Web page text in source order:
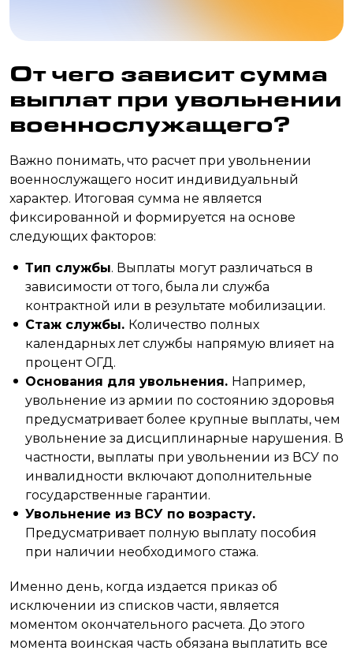
От чего зависит сумма
выплат при увольнении
военнослужащего?
Важно понимать, что расчет при увольнении
военнослужащего носит индивидуальный
характер. Итоговая сумма не является
фиксированной и формируется на основе
следующих факторов:
Тип службы. Выплаты могут различаться в
зависимости от того, была ли служба
контрактной или в результате мобилизации.
Стаж службы. Количество полных
календарных лет службы напрямую влияет на
процент ОГД.
Основания для увольнения. Например,
увольнение из армии по состоянию здоровья
предусматривает более крупные выплаты, чем
увольнение за дисциплинарные нарушения. В
частности, выплаты при увольнении из ВСУ по
инвалидности включают дополнительные
государственные гарантии.
Увольнение из ВСУ по возрасту.
Предусматривает полную выплату пособия
при наличии необходимого стажа.
Именно день, когда издается приказ об
исключении из списков части, является
моментом окончательного расчета. До этого
момента воинская часть обязана выплатить все